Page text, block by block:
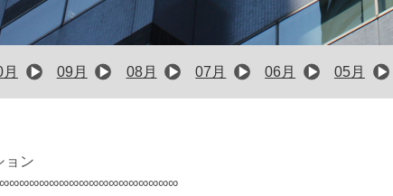
09月 08月 07月 06月 05月
ョン